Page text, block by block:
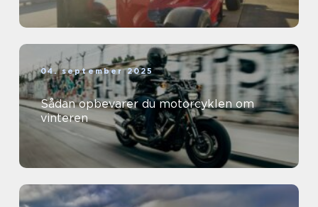
04. september 2025
Sådan opbevarer du motorcyklen om
vinteren